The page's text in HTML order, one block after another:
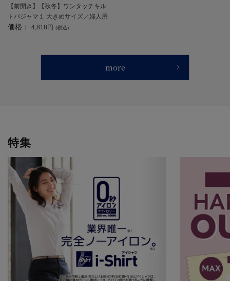
【前開き】【秋冬】ワンタッチキル
トパジャマ１ 大きめサイズ／婦人用
／レディース／シニア／高齢者／洗
価格： 4,818円 (税込)
more
特集